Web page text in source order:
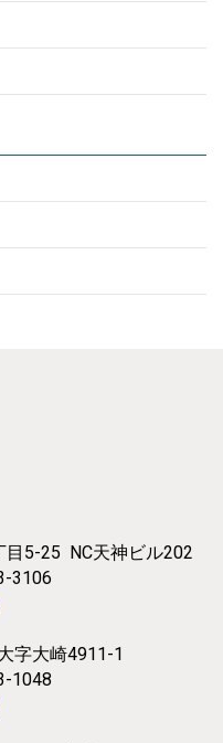
目5-25 NC天神ビル202
3106
字大崎4911-1
1048